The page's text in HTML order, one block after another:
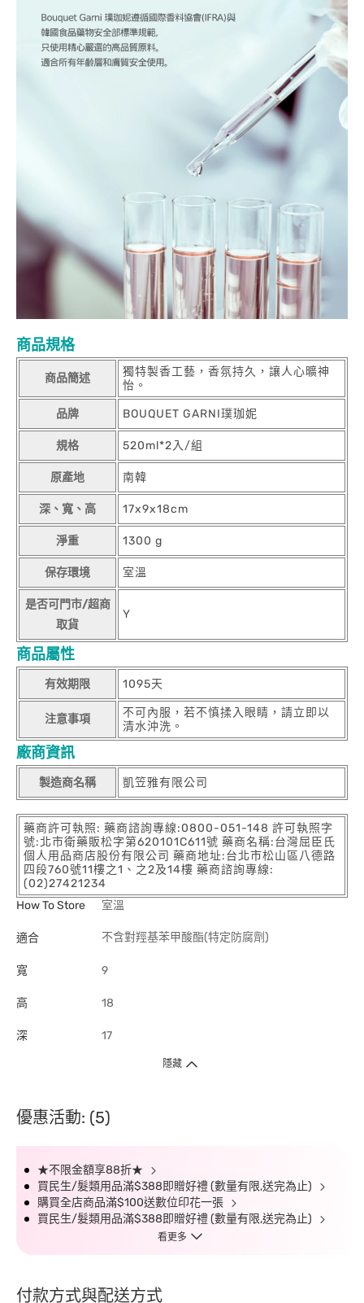
商品規格
商品簡述
獨特製香工藝，香氛持久，讓人心曠神
怡。
品牌 BOUQUET GARNI璞珈妮
規格 520ml*2入/組
原產地 南韓
深、寬、高 17x9x18cm
淨重 1300 g
保存環境 室溫
是否可門市/超商
取貨
Y
商品屬性
有效期限 1095天
注意事項
不可內服，若不慎揉入眼睛，請立即以
清水沖洗。
廠商資訊
製造商名稱 凱笠雅有限公司
藥商許可執照: 藥商諮詢專線:0800-051-148 許可執照字
號:北市衛藥販松字第620101C611號 藥商名稱:台灣屈臣氏
個人用品商店股份有限公司 藥商地址:台北市松山區八德路
四段760號11樓之1、之2及14樓 藥商諮詢專線:
(02)27421234
How To Store
室溫
適合 不含對羥基苯甲酸酯(特定防腐劑)
寬 9
高 18
深 17
隱藏
優惠活動: (5)
★不限金額享88折★
買民生/髮類用品滿$388即贈好禮 (數量有限,送完為止)
購買全店商品滿$100送數位印花一張
買民生/髮類用品滿$388即贈好禮 (數量有限,送完為止)
看更多
付款方式與配送方式